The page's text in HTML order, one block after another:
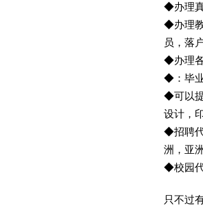
◆办理
◆办理
员，落
◆办理
◆：毕
◆可以提
设计，
◆招聘
洲，亚
◆校园
只不过